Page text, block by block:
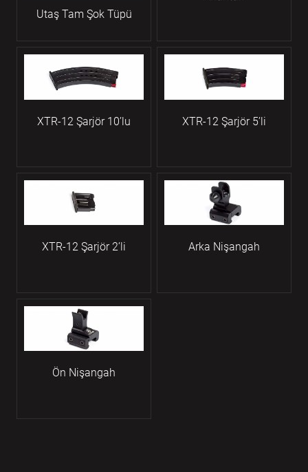
Utaş Tam Şok Tüpü
XTR-12 Şarjör 10’lu XTR-12 Şarjör 5’li
XTR-12 Şarjör 2’li Arka Nişangah
Ön Nişangah